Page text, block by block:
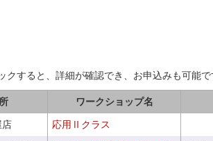
クすると、詳細が確認でき、お申込みも可能で
ワークショップ名
店 応用Ⅱクラス